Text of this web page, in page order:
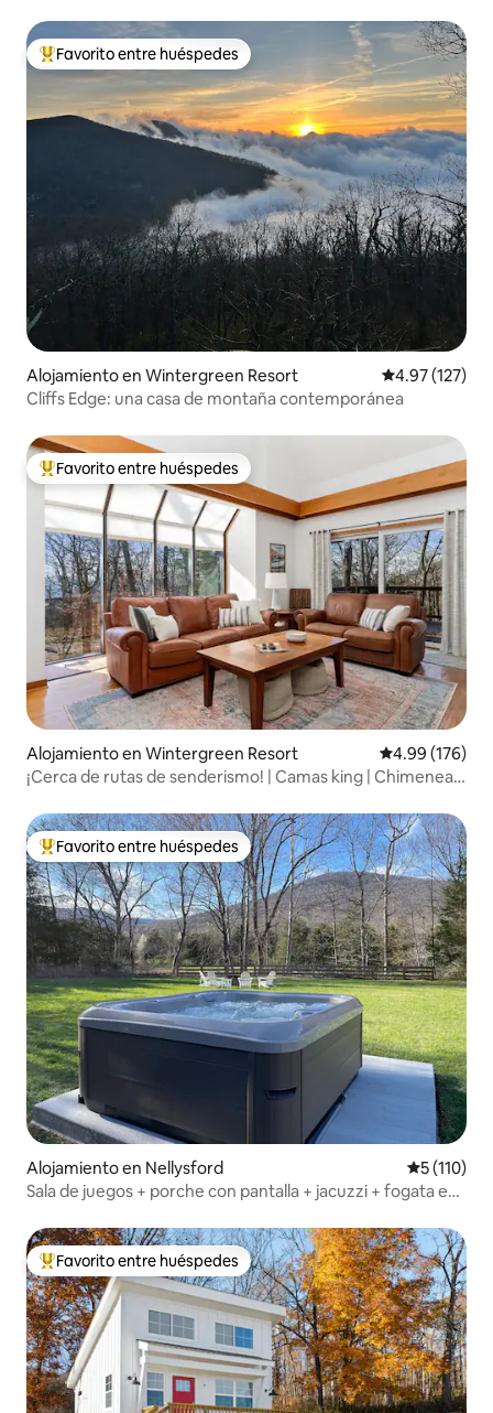
Favorito entre huéspedes preferido
Favorito entre huéspedes
Alojamiento en Wintergreen Resort Calificación
4.97 (127)
Cliffs Edge: una casa de montaña contemporánea
Favorito entre huéspedes preferido
Favorito entre huéspedes
Alojamiento en Wintergreen Resort Calificación
4.99 (176)
¡Cerca de rutas de senderismo! | Camas king | Chimenea |
Favorito entre huéspedes preferido
Favorito entre huéspedes
Alojamiento en Nellysford
5 (110)
Sala de juegos + porche con pantalla + jacuzzi + fogata en
Favorito entre huéspedes preferido
Favorito entre huéspedes